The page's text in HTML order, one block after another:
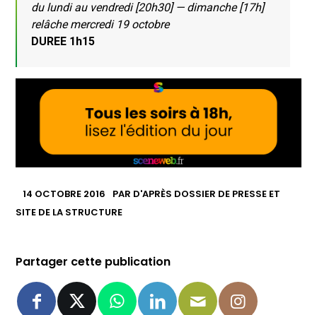
du lundi au vendredi [20h30] — dimanche [17h]
relâche mercredi 19 octobre
DUREE 1h15
14 OCTOBRE 2016 PAR D'APRÈS DOSSIER DE PRESSE ET
SITE DE LA STRUCTURE
Partager cette publication